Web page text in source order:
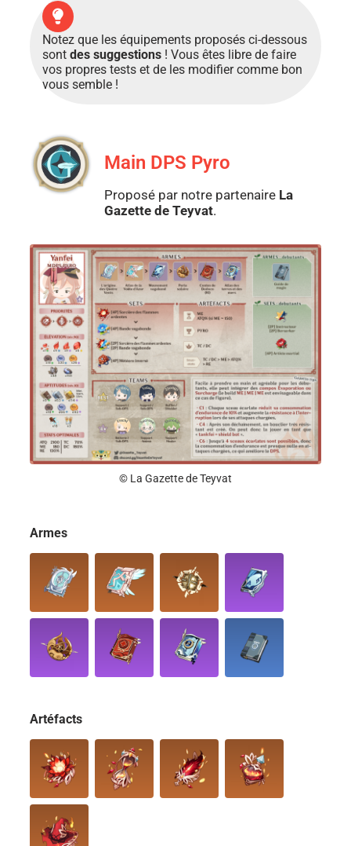
Notez que les équipements proposés ci-dessous
sont des suggestions ! Vous êtes libre de faire
vos propres tests et de les modifier comme bon
vous semble !
Main DPS Pyro
Proposé par notre partenaire La
Gazette de Teyvat.
© La Gazette de Teyvat
Armes
Artéfacts